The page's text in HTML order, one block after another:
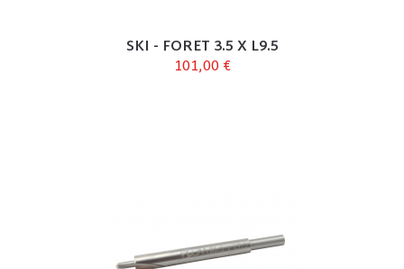
SKI - FORET 3.5 X L9.5
101,00 €